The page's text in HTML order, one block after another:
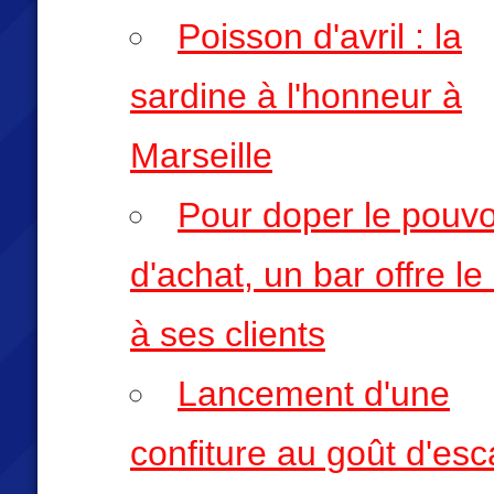
Poisson d'avril : la
sardine à l'honneur à
Marseille
Pour doper le
d'achat, un bar offre le
à ses clients
Lancement d'une
confiture au goût